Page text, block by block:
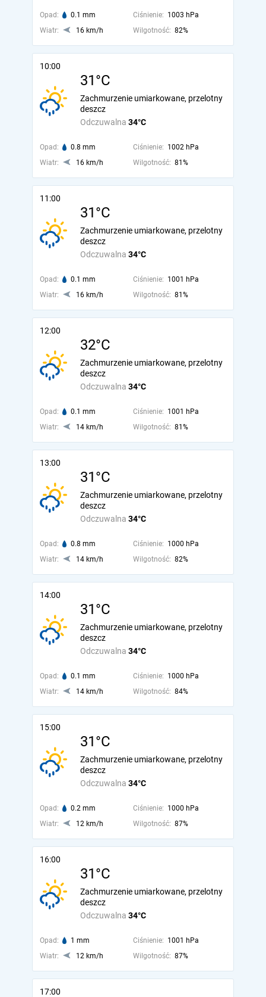
Opad: 0.1 mm Ciśnienie: 1003 hPa
Wiatr:
16 km/h Wilgotność: 82%
10:00
31°C
Odczuwalna 34°C
Zachmurzenie umiarkowane, przelotny
deszcz
Opad: 0.8 mm Ciśnienie: 1002 hPa
Wiatr:
16 km/h Wilgotność: 81%
11:00
31°C
Odczuwalna 34°C
Zachmurzenie umiarkowane, przelotny
deszcz
Opad: 0.1 mm Ciśnienie: 1001 hPa
Wiatr:
16 km/h Wilgotność: 81%
12:00
32°C
Odczuwalna 34°C
Zachmurzenie umiarkowane, przelotny
deszcz
Opad: 0.1 mm Ciśnienie: 1001 hPa
Wiatr:
14 km/h Wilgotność: 81%
13:00
31°C
Odczuwalna 34°C
Zachmurzenie umiarkowane, przelotny
deszcz
Opad: 0.8 mm Ciśnienie: 1000 hPa
Wiatr:
14 km/h Wilgotność: 82%
14:00
31°C
Odczuwalna 34°C
Zachmurzenie umiarkowane, przelotny
deszcz
Opad: 0.1 mm Ciśnienie: 1000 hPa
Wiatr:
14 km/h Wilgotność: 84%
15:00
31°C
Odczuwalna 34°C
Zachmurzenie umiarkowane, przelotny
deszcz
Opad: 0.2 mm Ciśnienie: 1000 hPa
Wiatr:
12 km/h Wilgotność: 87%
16:00
31°C
Odczuwalna 34°C
Zachmurzenie umiarkowane, przelotny
deszcz
Opad: 1 mm Ciśnienie: 1001 hPa
Wiatr:
12 km/h Wilgotność: 87%
17:00